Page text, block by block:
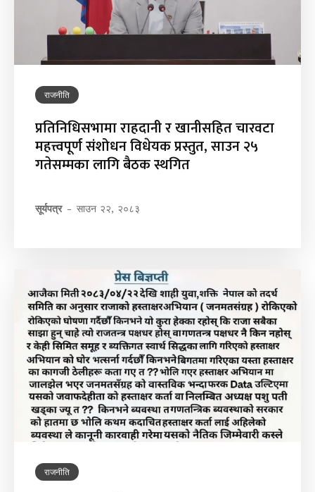
राजनीति
प्रतिनिधिसभामा राहदानी र खानीसहित चारवटा
महत्त्वपूर्ण संशोधन विधेयक प्रस्तुत, साउन २५
गतेसम्मका लागि बैठक स्थगित
सूर्यपत्र - साउन २२, २०८३
राजनीति